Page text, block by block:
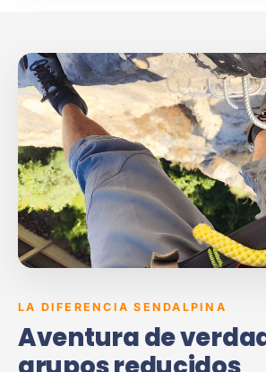
LA DIFERENCIA SENDALPINA
Aventura de